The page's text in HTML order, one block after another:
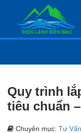
Quy trình
tiêu chuẩn
Chuyên mục: Tư